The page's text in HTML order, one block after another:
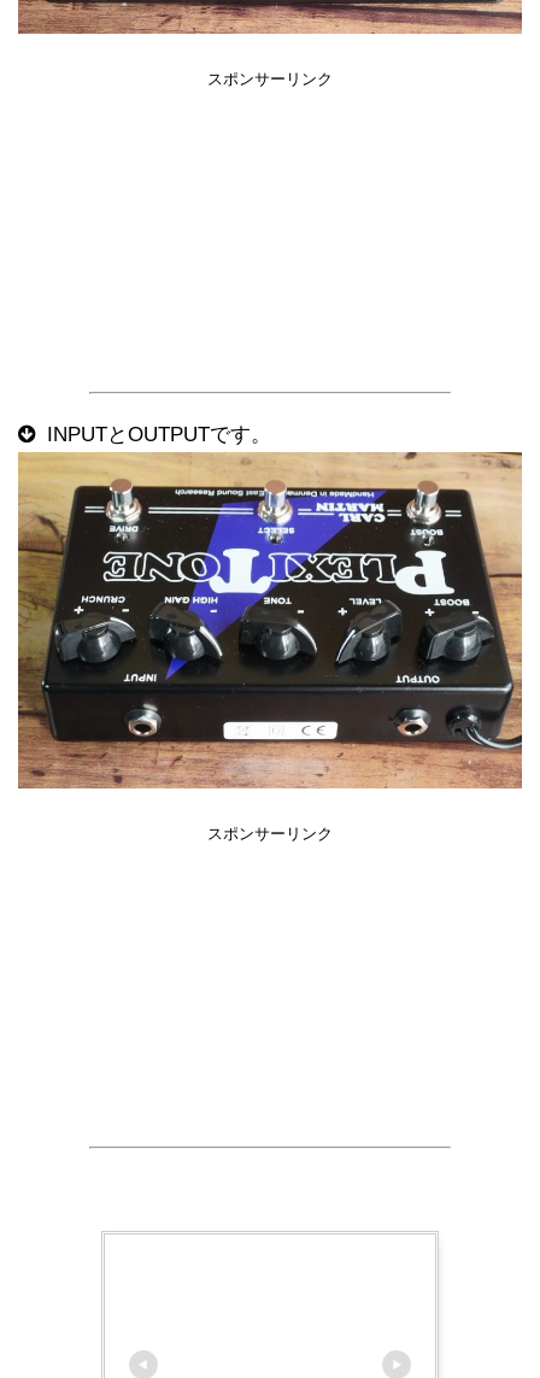
スポンサーリンク
INPUTとOUTPUTです。
スポンサーリンク